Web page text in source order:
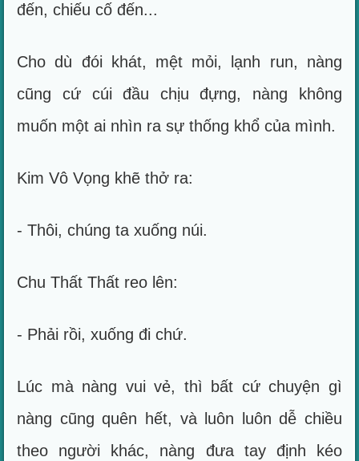
đến, chiếu cố đến...
Cho dù đói khát, mệt mỏi, lạnh run, nàng
cũng cứ cúi đầu chịu đựng, nàng không
muốn một ai nhìn ra sự thống khổ của mình.
Kim Vô Vọng khẽ thở ra:
- Thôi, chúng ta xuống núi.
Chu Thất Thất reo lên:
- Phải rồi, xuống đi chứ.
Lúc mà nàng vui vẻ, thì bất cứ chuyện gì
nàng cũng quên hết, và luôn luôn dễ chiều
theo người khác, nàng đưa tay định kéo